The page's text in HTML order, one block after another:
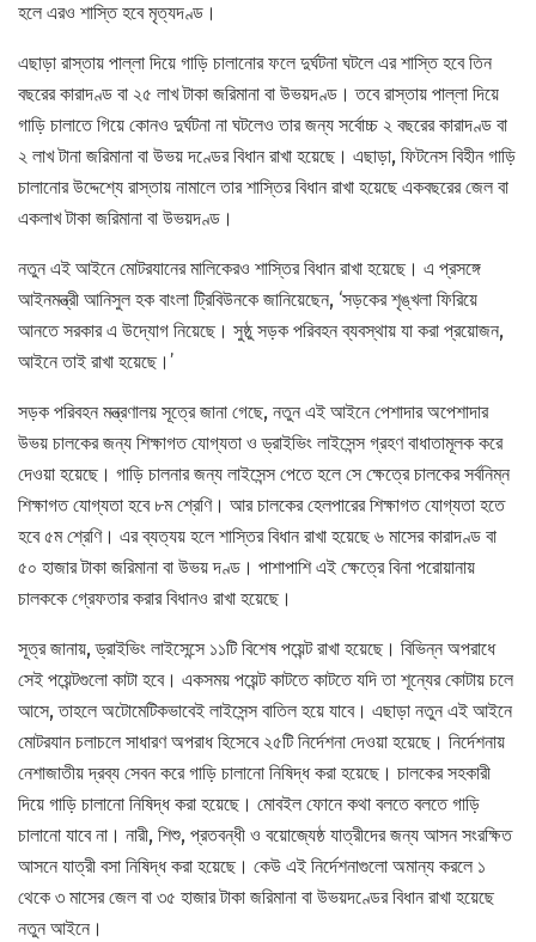
হলে এরও শাস্তি হবে মৃত্যদণ্ড।
এছাড়া রাস্তায় পাল্লা দিয়ে গাড়ি চালানোর ফলে দুর্ঘটনা ঘটলে এর শাস্তি হবে তিন
বছরের কারাদণ্ড বা ২৫ লাখ টাকা জরিমানা বা উভয়দণ্ড। তবে রাস্তায় পাল্লা দিয়ে
গাড়ি চালাতে গিয়ে কোনও দুর্ঘটনা না ঘটলেও তার জন্য সর্বোচ্চ ২ বছরের কারাদণ্ড বা
২ লাখ টানা জরিমানা বা উভয় দণ্ডের বিধান রাখা হয়েছে। এছাড়া, ফিটনেস বিহীন গাড়ি
চালানোর উদ্দেশ্যে রাস্তায় নামালে তার শাস্তির বিধান রাখা হয়েছে একবছরের জেল বা
একলাখ টাকা জরিমানা বা উভয়দণ্ড।
নতুন এই আইনে মোটরযানের মালিকেরও শাস্তির বিধান রাখা হয়েছে। এ প্রসঙ্গে
আইনমন্ত্রী আনিসুল হক বাংলা ট্রিবিউনকে জানিয়েছেন, ‘সড়কের শৃঙ্খলা ফিরিয়ে
আনতে সরকার এ উদ্যোগ নিয়েছে। সুষ্ঠু সড়ক পরিবহন ব্যবস্থায় যা করা প্রয়োজন,
আইনে তাই রাখা হয়েছে।’
সড়ক পরিবহন মন্ত্রণালয় সূত্রে জানা গেছে, নতুন এই আইনে পেশাদার অপেশাদার
উভয় চালকের জন্য শিক্ষাগত যোগ্যতা ও ড্রাইভিং লাইসেন্স গ্রহণ বাধাতামূলক করে
দেওয়া হয়েছে। গাড়ি চালনার জন্য লাইসেন্স পেতে হলে সে ক্ষেত্রে চালকের সর্বনিম্ন
শিক্ষাগত যোগ্যতা হবে ৮ম শ্রেণি। আর চালকের হেলপারের শিক্ষাগত যোগ্যতা হতে
হবে ৫ম শ্রেণি। এর ব্যত্যয় হলে শাস্তির বিধান রাখা হয়েছে ৬ মাসের কারাদণ্ড বা
৫০ হাজার টাকা জরিমানা বা উভয় দণ্ড। পাশাপাশি এই ক্ষেত্রে বিনা পরোয়ানায়
চালককে গ্রেফতার করার বিধানও রাখা হয়েছে।
সূত্র জানায়, ড্রাইভিং লাইসেন্সে ১১টি বিশেষ পয়েন্ট রাখা হয়েছে। বিভিন্ন অপরাধে
সেই পয়েন্টগুলো কাটা হবে। একসময় পয়েন্ট কাটতে কাটতে যদি তা শূন্যের কোটায় চলে
আসে, তাহলে অটোমেটিকভাবেই লাইসেন্স বাতিল হয়ে যাবে। এছাড়া নতুন এই আইনে
মোটরযান চলাচলে সাধারণ অপরাধ হিসেবে ২৫টি নির্দেশনা দেওয়া হয়েছে। নির্দেশনায়
নেশাজাতীয় দ্রব্য সেবন করে গাড়ি চালানো নিষিদ্ধ করা হয়েছে। চালকের সহকারী
দিয়ে গাড়ি চালানো নিষিদ্ধ করা হয়েছে। মোবইল ফোনে কথা বলতে বলতে গাড়ি
চালানো যাবে না। নারী, শিশু, প্রতবন্ধী ও বয়োজ্যেষ্ঠ যাত্রীদের জন্য আসন সংরক্ষিত
আসনে যাত্রী বসা নিষিদ্ধ করা হয়েছে। কেউ এই নির্দেশনাগুলো অমান্য করলে ১
থেকে ৩ মাসের জেল বা ৩৫ হাজার টাকা জরিমানা বা উভয়দণ্ডের বিধান রাখা হয়েছে
নতুন আইনে।